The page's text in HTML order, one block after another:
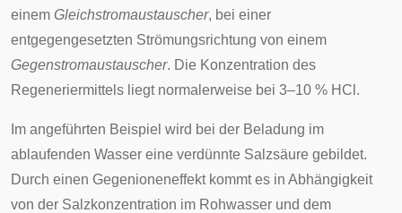
einem Gleichstromaustauscher, bei einer
entgegengesetzten Strömungsrichtung von einem
Gegenstromaustauscher. Die Konzentration des
Regeneriermittels liegt normalerweise bei 3–10 % HCl.
Im angeführten Beispiel wird bei der Beladung im
ablaufenden Wasser eine verdünnte Salzsäure gebildet.
Durch einen Gegenioneneffektkommt es in Abhängigkeit
von der Salzkonzentration im Rohwasser und dem